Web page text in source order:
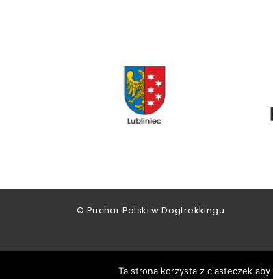
© Puchar Polski w Dogtrekkingu
Ta strona korzysta z ciasteczek